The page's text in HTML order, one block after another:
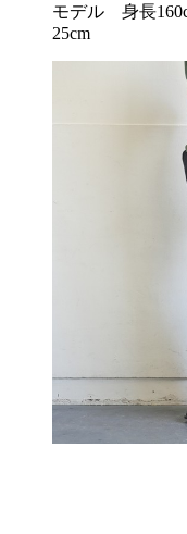
モデル 身長
25cm